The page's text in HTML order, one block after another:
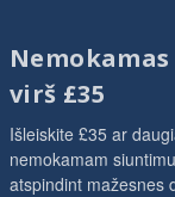
virš £35
Išleiskite £35 ar
nemokamam
atspindint mažesnes